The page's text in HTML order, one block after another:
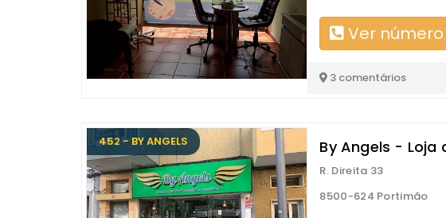
Ver
3 comentários
452 - BY ANGELS By Angels - Loja
R. Direita 33
8500-624 Portimão